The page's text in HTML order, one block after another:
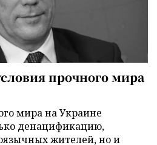
прочного мира
мира на Украине
денацификацию,
жителей, но и